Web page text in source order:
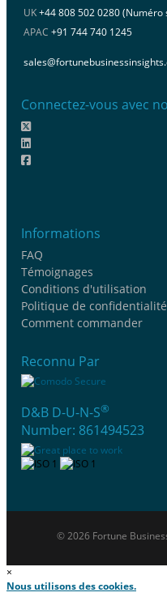
UK+44 808 502 0280 (Numéro
APAC +91 744 740 1245
Connectez-vous avec
Informations
FAQ
Témoignages
Conditions d'utilisation
Politique de confidentialité
Comment commander
Reconnu Par
D&B D-U-N-S®
Number: 861494523
© 2026 Fortune
×
Nous utilisons des cookies.